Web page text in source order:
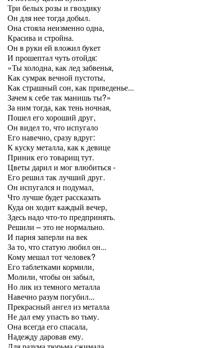
Три белых розы и гвоздику
Он для нее тогда добыл.
Она стояла неизменно одна,
Красива и стройна.
Он в руки ей вложил букет
И прошептал чуть отойдя:
«Ты холодна, как лед забвенья,
Как сумрак вечной пустоты,
Как страшный сон, как приведенье...
Зачем к себе так манишь ты?»
За ним тогда, как тень ночная,
Пошел его хороший друг,
Он видел то, что испугало
Его навечно, сразу вдруг:
К куску металла, как к девице
Приник его товарищ тут.
Цветы дарил и мог влюбиться -
Его решил так лучший друг.
Он испугался и подумал,
Что лучше будет рассказать
Куда он ходит каждый вечер,
Здесь надо что-то предпринять.
Решили – это не нормально.
И парня заперли на век
За то, что статую любил он...
Кому мешал тот человек?
Его таблетками кормили,
Молили, чтобы он забыл,
Но лик из темного металла
Навечно разум погубил...
Прекрасный ангел из металла
Не дал ему упасть во тьму.
Она всегда его спасала,
Надежду даровав ему.